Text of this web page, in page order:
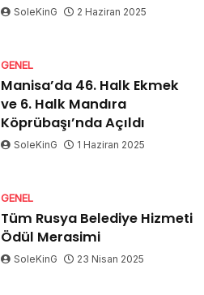
SoleKinG 2 Haziran 2025
GENEL
Manisa’da 46. Halk Ekmek
ve 6. Halk Mandıra
Köprübaşı’nda Açıldı
SoleKinG 1 Haziran 2025
GENEL
Tüm Rusya Belediye Hizmeti
Ödül Merasimi
SoleKinG 23 Nisan 2025